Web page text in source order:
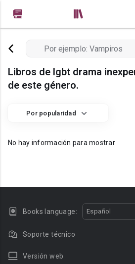
Libros de lgbt drama
de este género.
Por popularidad
No hay información para mostrar
Books language: Español
Soporte técnico
Versión web